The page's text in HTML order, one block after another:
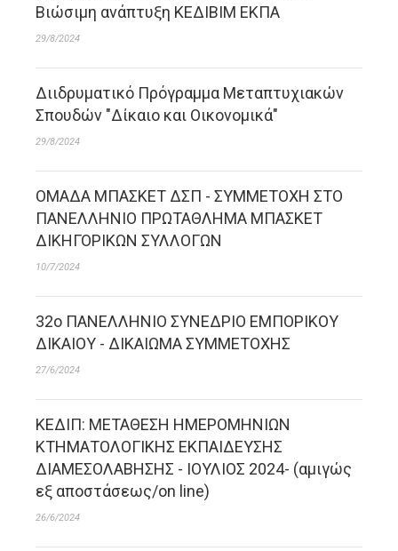
Βιώσιμη ανάπτυξη ΚΕΔΙΒΙΜ ΕΚΠΑ
29/8/2024
Διιδρυματικό Πρόγραμμα Μεταπτυχιακών
Σπουδών "Δίκαιο και Οικονομικά"
29/8/2024
ΟΜΑΔΑ ΜΠΑΣΚΕΤ ΔΣΠ - ΣΥΜΜΕΤΟΧΗ ΣΤΟ
ΠΑΝΕΛΛΗΝΙΟ ΠΡΩΤΑΘΛΗΜΑ ΜΠΑΣΚΕΤ
ΔΙΚΗΓΟΡΙΚΩΝ ΣΥΛΛΟΓΩΝ
10/7/2024
32o ΠΑΝΕΛΛΗΝΙΟ ΣΥΝΕΔΡΙΟ ΕΜΠΟΡΙΚΟΥ
ΔΙΚΑΙΟΥ - ΔΙΚΑΙΩΜΑ ΣΥΜΜΕΤΟΧΗΣ
27/6/2024
ΚΕΔΙΠ: ΜΕΤΑΘΕΣΗ ΗΜΕΡΟΜΗΝΙΩΝ
ΚΤΗΜΑΤΟΛΟΓΙΚΗΣ ΕΚΠΑΙΔΕΥΣΗΣ
ΔΙΑΜΕΣΟΛΑΒΗΣΗΣ - ΙΟΥΛΙΟΣ 2024- (αμιγώς
εξ αποστάσεως/on line)
26/6/2024